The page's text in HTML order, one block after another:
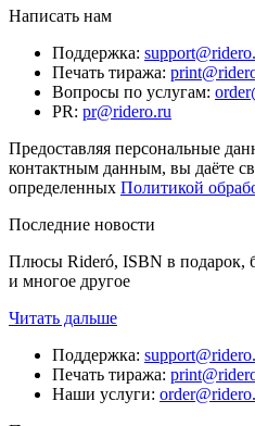
Написать нам
Поддержка:
Печать тиража:
Вопросы по услугам:
PR: pr@ridero.ru
Предоставляя персональные
контактным данным, вы даёте
определенных Политикой
Последние новости
Плюсы Rideró, ISBN в подарок,
и многое другое
Читать дальше
Поддержка:
Печать тиража:
Наши услуги: